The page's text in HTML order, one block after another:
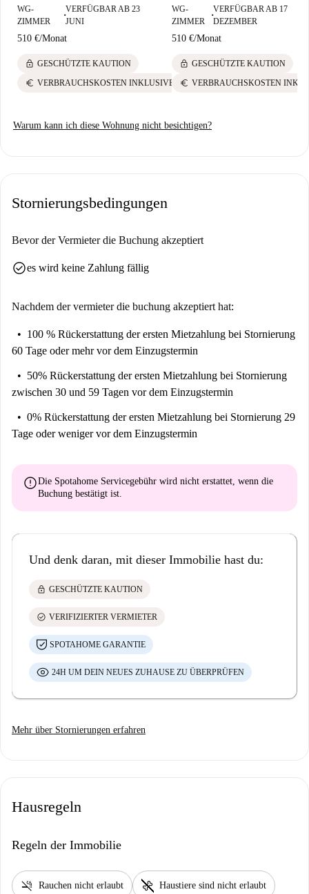
WG-
ZIMMER
■
VERFÜGBAR AB 23
JUNI
510 €/Monat
lock GESCHÜTZTE KAUTION
euro VERBRAUCHSKOSTEN INKLUSIVE
WG-
ZIMMER
■
VERFÜGBAR AB 17
DEZEMBER
510 €/Monat
lock GESCHÜTZTE KAUTION
euro VERBRAUCHSKOSTEN
Warum kann ich diese Wohnung nicht besichtigen?
Stornierungsbedingungen
Bevor der Vermieter die Buchung akzeptiert
check_circlees wird keine Zahlung fällig
Nachdem der vermieter die buchung akzeptiert hat:
100 % Rückerstattung der ersten Mietzahlung bei Stornierung
60 Tage oder mehr vor dem Einzugstermin
50% Rückerstattung der ersten Mietzahlung bei Stornierung
zwischen 30 und 59 Tagen vor dem Einzugstermin
0% Rückerstattung der ersten Mietzahlung bei Stornierung 29
Tage oder weniger vor dem Einzugstermin
errorDie Spotahome Servicegebühr wird nicht erstattet , wenn die
Buchung bestätigt ist.
Und denk daran, mit dieser Immobilie hast du:
lock GESCHÜTZTE KAUTION
check_circle VERIFIZIERTER VERMIETER
SPOTAHOME GARANTIE
24H UM DEIN NEUES ZUHAUSE ZU ÜBERPRÜFEN
Mehr über Stornierungen erfahren
Hausregeln
Regeln der Immobilie
smoke_free Rauchen nicht erlaubt pet_supplies Haustiere sind nicht erlaubt